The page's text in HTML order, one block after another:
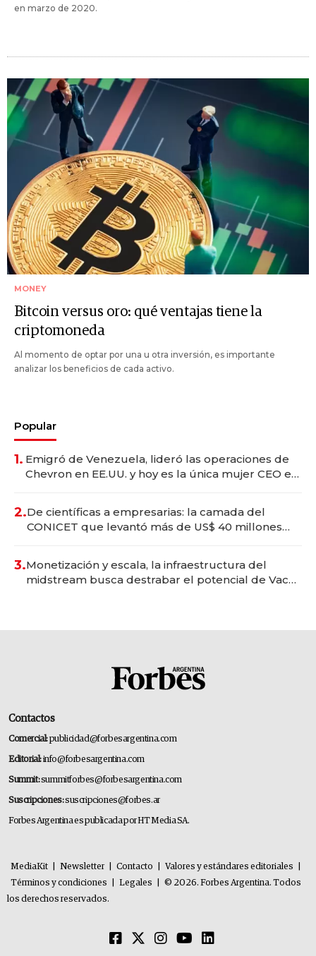
en marzo de 2020.
MONEY
Bitcoin versus oro: qué ventajas tiene la
criptomoneda
Al momento de optar por una u otra inversión, es importante
analizar los beneficios de cada activo.
Popular
1. Emigró de Venezuela, lideró las operaciones de
Chevron en EE.UU. y hoy es la única mujer CEO en
2.De científicas a empresarias: la camada del
CONICET que levantó más de US$ 40 millones
3.Monetización y escala, la infraestructura del
midstream busca destrabar el potencial de Vaca
Contactos
Comercial:publicidad@forbesargentina.com
Editorial:info@forbesargentina.com
Summit:summitforbes@forbesargentina.com
Suscripciones:suscripciones@forbes.ar
Forbes Argentina es publicada por HT Media SA.
MediaKit Newsletter Contacto Valores y estándares editoriales
Términos y condiciones
Legales
© 2026. Forbes Argentina. Todos
los derechos reservados.